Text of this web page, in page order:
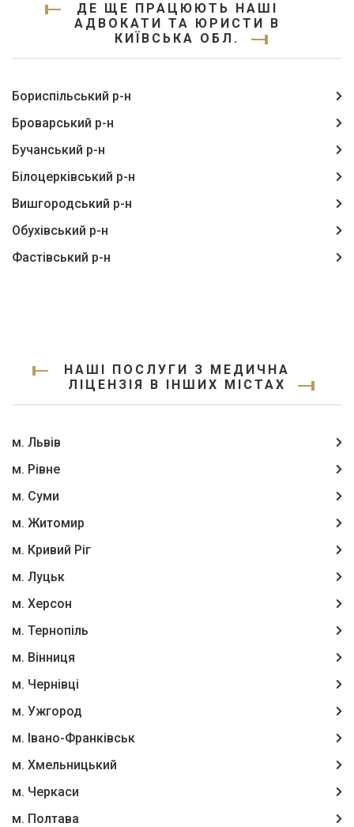
ДЕ ЩЕ ПРАЦЮЮТЬ НАШІ
АДВОКАТИ ТА ЮРИСТИ В
КИЇВСЬКА ОБЛ.
Бориспільський р-н
Броварський р-н
Бучанський р-н
Білоцерківський р-н
Вишгородський р-н
Обухівський р-н
Фастівський р-н
НАШІ ПОСЛУГИ З МЕДИЧНА
ЛІЦЕНЗІЯ В ІНШИХ МІСТАХ
м. Львів
м. Рівне
м. Суми
м. Житомир
м. Кривий Ріг
м. Луцьк
м. Херсон
м. Тернопіль
м. Вінниця
м. Чернівці
м. Ужгород
м. Івано-Франківськ
м. Хмельницький
м. Черкаси
м. Полтава